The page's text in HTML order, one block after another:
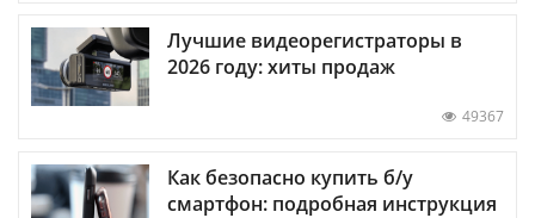
Лучшие видеорегистраторы в
2026 году: хиты продаж
49367
Как безопасно купить б/у
смартфон: подробная инструкция